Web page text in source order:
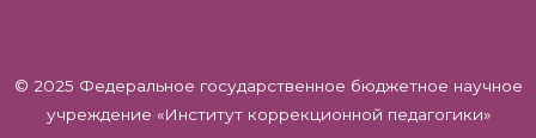
© 2025 Федеральное государственное бюджетное научное
учреждение «Институт коррекционной педагогики»